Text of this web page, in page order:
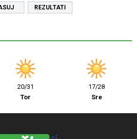
REZULTATI
20/31
Tor
17/28
Sre